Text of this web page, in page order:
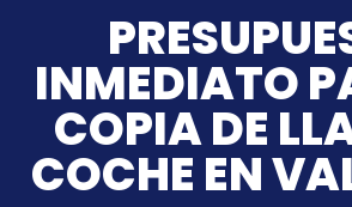
INMEDIATO
COPIA DE
COCHE EN